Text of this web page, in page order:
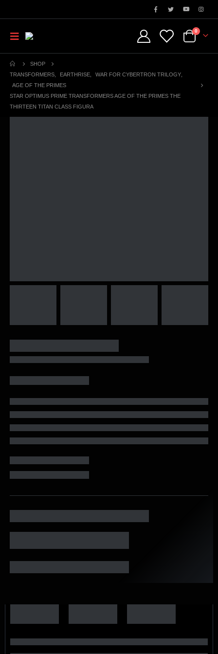
0
SHOP
TRANSFORMERS
EARTHRISE WAR FOR CYBERTRON TRILOGY
AGE OF THE PRIMES
STAR OPTIMUS PRIME TRANSFORMERS AGE OF THE PRIMES THE
THIRTEEN TITAN CLASS FIGURA